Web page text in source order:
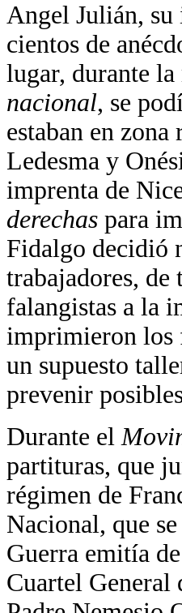
Angel Julián, su
cientos de
lugar, durante
nacional, se
estaban en
Ledesma y
imprenta de
derechas para
Fidalgo decidió
trabajadores, de
falangistas a la
imprimieron los
un supuesto
prevenir
Durante el
partituras, que
régimen de
Nacional, que
Guerra emitía
Cuartel General